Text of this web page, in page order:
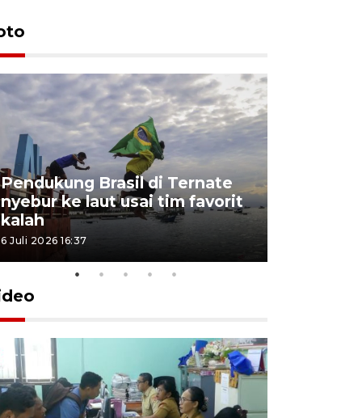
Pendukung Brasil di Ternate
nyebur ke laut usai tim favorit
kalah
6 Juli 2026 16:37